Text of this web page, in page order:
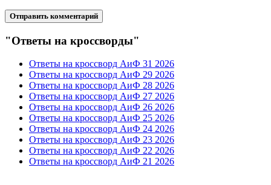
"Ответы на кроссворды"
Ответы на кроссворд АиФ 31 2026
Ответы на кроссворд АиФ 29 2026
Ответы на кроссворд АиФ 28 2026
Ответы на кроссворд АиФ 27 2026
Ответы на кроссворд АиФ 26 2026
Ответы на кроссворд АиФ 25 2026
Ответы на кроссворд АиФ 24 2026
Ответы на кроссворд АиФ 23 2026
Ответы на кроссворд АиФ 22 2026
Ответы на кроссворд АиФ 21 2026